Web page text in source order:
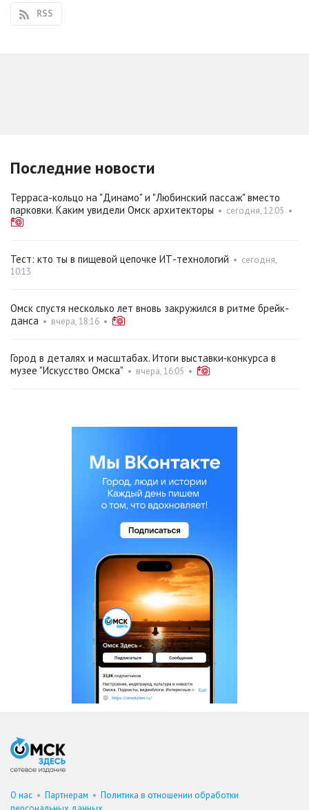
RSS
Последние новости
Терраса-кольцо на "Динамо" и "Любинский пассаж" вместо
парковки. Каким увидели Омск архитекторы • сегодня, 12:05 •
Тест: кто ты в пищевой цепочке ИТ-технологий • сегодня,
10:13
Омск спустя несколько лет вновь закружился в ритме брейк-
данса • вчера, 18:16 •
Город в деталях и масштабах. Итоги выставки‑конкурса в
музее "Искусство Омска" • вчера, 16:05 •
О нас • Партнерам • Политика в отношении обработки